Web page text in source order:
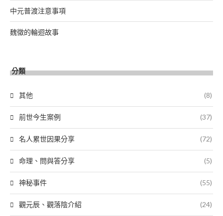
中元普渡注意事項
魏徵的輪迴故事
分類
其他 (8)
前世今生案例 (37)
名人累世因果分享 (72)
命理、問與答分享 (5)
神秘事件 (55)
觀元辰、觀落陰介紹 (24)